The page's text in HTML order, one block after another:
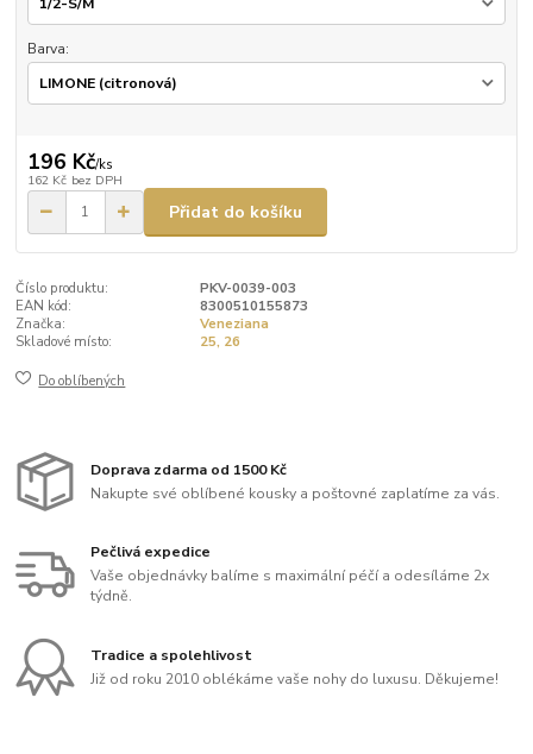
Barva:
196 Kč/ks
162 Kč bez DPH
Přidat do košíku
Číslo produktu:
PKV-0039-003
EAN kód:
8300510155873
Značka:
Veneziana
Skladové místo:
25, 26
Do oblíbených
Doprava zdarma od 1500 Kč
Nakupte své oblíbené kousky a poštovné zaplatíme za vás.
Pečlivá expedice
Vaše objednávky balíme s maximální péčí a odesíláme 2x
týdně.
Tradice a spolehlivost
Již od roku 2010 oblékáme vaše nohy do luxusu. Děkujeme!